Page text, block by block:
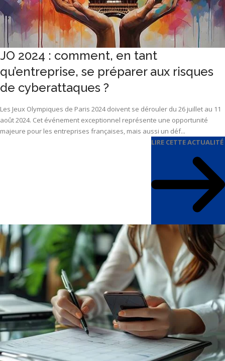
JO 2024 : comment, en tant
qu’entreprise, se préparer aux risques
de cyberattaques ?
Les Jeux Olympiques de Paris 2024 doivent se dérouler du 26 juillet au 11
août 2024. Cet événement exceptionnel représente une opportunité
majeure pour les entreprises françaises, mais aussi un déf...
LIRE CETTE ACTUALITÉ